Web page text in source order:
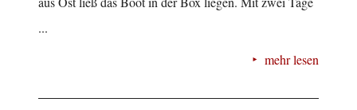
...
mehr lesen